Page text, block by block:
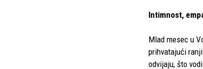
Intimnost,
Mlad mesec u
prihvatajući
odvijaju, što